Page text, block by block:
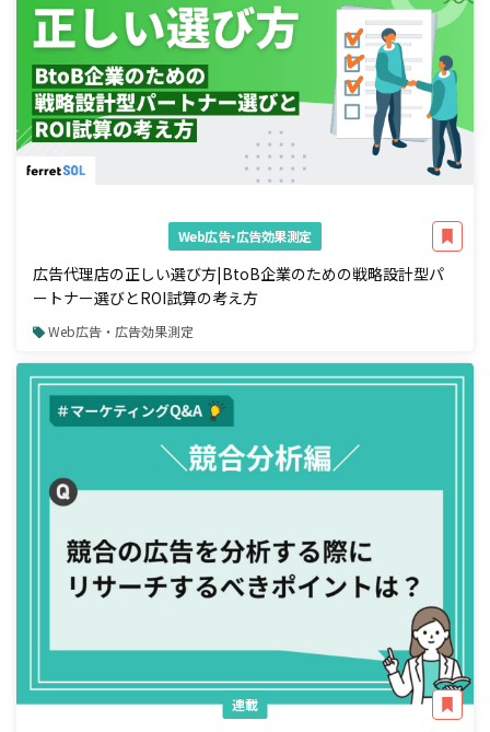
Web広告・広告効果測定
広告代理店の正しい選び方|BtoB企業のための戦略設計型パ
ートナー選びとROI試算の考え方
Web広告・広告効果測定
連載